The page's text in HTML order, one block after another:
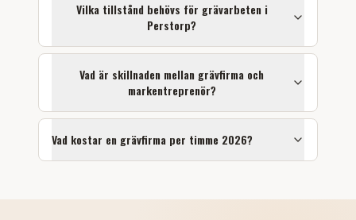
Vilka tillstånd behövs för grävarbeten i
Perstorp?
Vad är skillnaden mellan grävfirma och
markentreprenör?
Vad kostar en grävfirma per timme 2026?